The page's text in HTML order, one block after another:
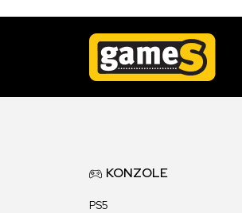
KONZOLE
PS5